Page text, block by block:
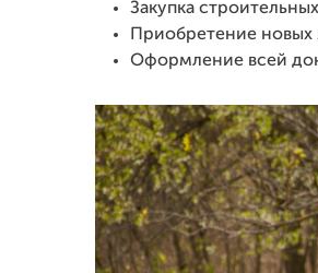
Закупка
Приобретение
Оформление всей